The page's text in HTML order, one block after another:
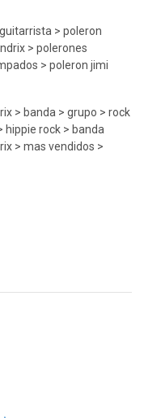
> poleron
> polerones
> poleron jimi
> banda > grupo > rock
hippie rock > banda
> mas vendidos >